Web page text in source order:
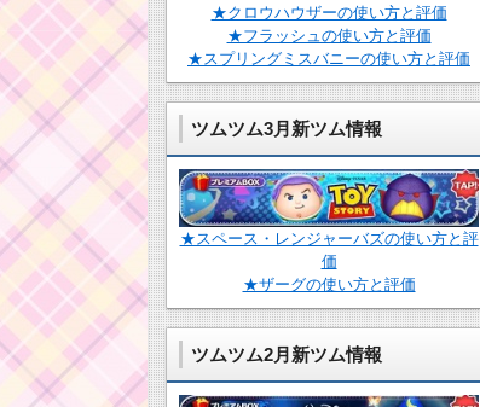
★クロウハウザーの使い方と評価
★フラッシュの使い方と評価
★スプリングミスバニーの使い方と評価
ツムツム3月新ツム情報
★スペース・レンジャーバズの使い方と評
価
★ザーグの使い方と評価
ツムツム2月新ツム情報